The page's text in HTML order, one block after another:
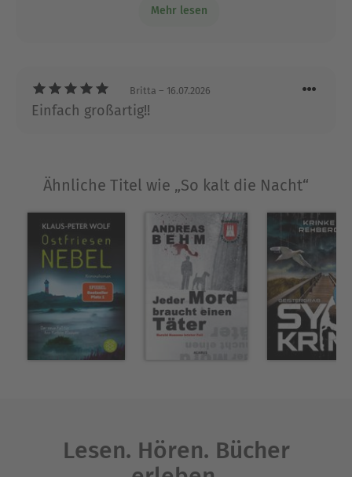
Mehr lesen
Britta – 16.07.2026
Einfach großartig!!
Ähnliche Titel wie „So kalt die Nacht“
Lesen. Hören. Bücher